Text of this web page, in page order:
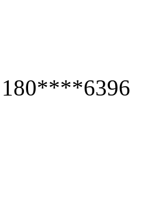
180****6396